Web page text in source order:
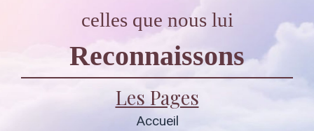
celles que nous lui
Reconnaissons
Les Pages
Accueil